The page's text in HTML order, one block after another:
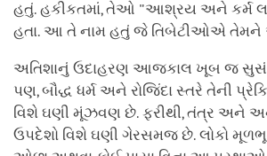
હતું. હકીકતમાં, તેઓ "આશ્રય અને કર્મ
હતા. આ તે નામ હતું જે તિબેટીઓએ
અતિશાનું ઉદાહરણ આજકાલ ખૂબ જ
પણ, બૌદ્ધ ધર્મ અને રોજિંદા સ્તરે તેની
વિશે ઘણી મૂંઝવણ છે. ફરીથી, તંત્ર અને
ઉપદેશો વિશે ઘણી ગેરસમજ છે. લોકો